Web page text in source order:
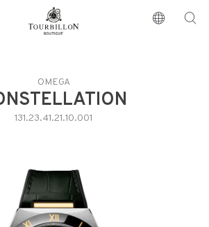
www.tourbillon.com/index.php/zh-hant
OMEGA
131.23.41.21.10.001